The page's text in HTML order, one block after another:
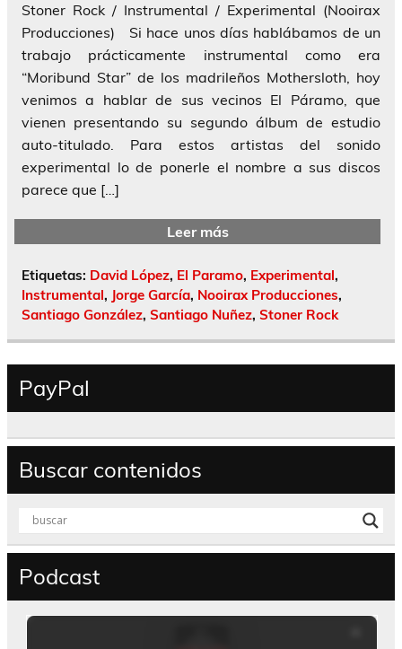
Stoner Rock / Instrumental / Experimental (Nooirax
Producciones) Si hace unos días hablábamos de un
trabajo prácticamente instrumental como era
“Moribund Star” de los madrileños Mothersloth, hoy
venimos a hablar de sus vecinos El Páramo, que
vienen presentando su segundo álbum de estudio
auto-titulado. Para estos artistas del sonido
experimental lo de ponerle el nombre a sus discos
parece que […]
Leer más
Etiquetas: David López, El Paramo, Experimental,
Instrumental, Jorge García, Nooirax Producciones,
Santiago González, Santiago Nuñez, Stoner Rock
PayPal
Buscar contenidos
Podcast